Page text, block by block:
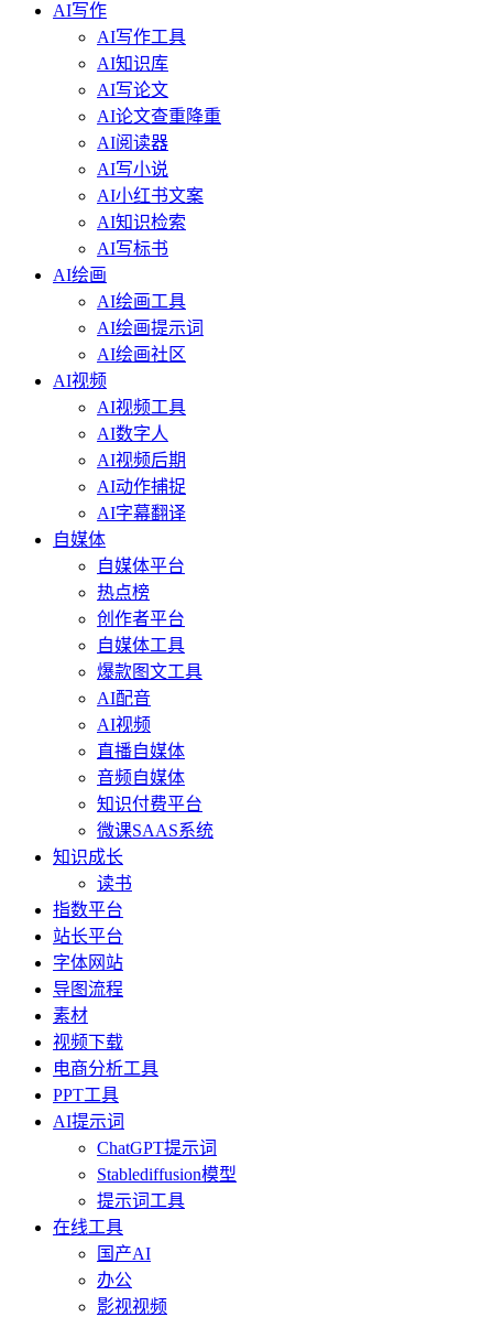
AI写作
AI写作工具
AI知识库
AI写论文
AI论文查重降重
AI阅读器
AI写小说
AI小红书文案
AI知识检索
AI写标书
AI绘画
AI绘画工具
AI绘画提示词
AI绘画社区
AI视频
AI视频工具
AI数字人
AI视频后期
AI动作捕捉
AI字幕翻译
自媒体
自媒体平台
热点榜
创作者平台
自媒体工具
爆款图文工具
AI配音
AI视频
直播自媒体
音频自媒体
知识付费平台
微课SAAS系统
知识成长
读书
指数平台
站长平台
字体网站
导图流程
素材
视频下载
电商分析工具
PPT工具
AI提示词
ChatGPT提示词
Stablediffusion模型
提示词工具
在线工具
国产AI
办公
影视视频